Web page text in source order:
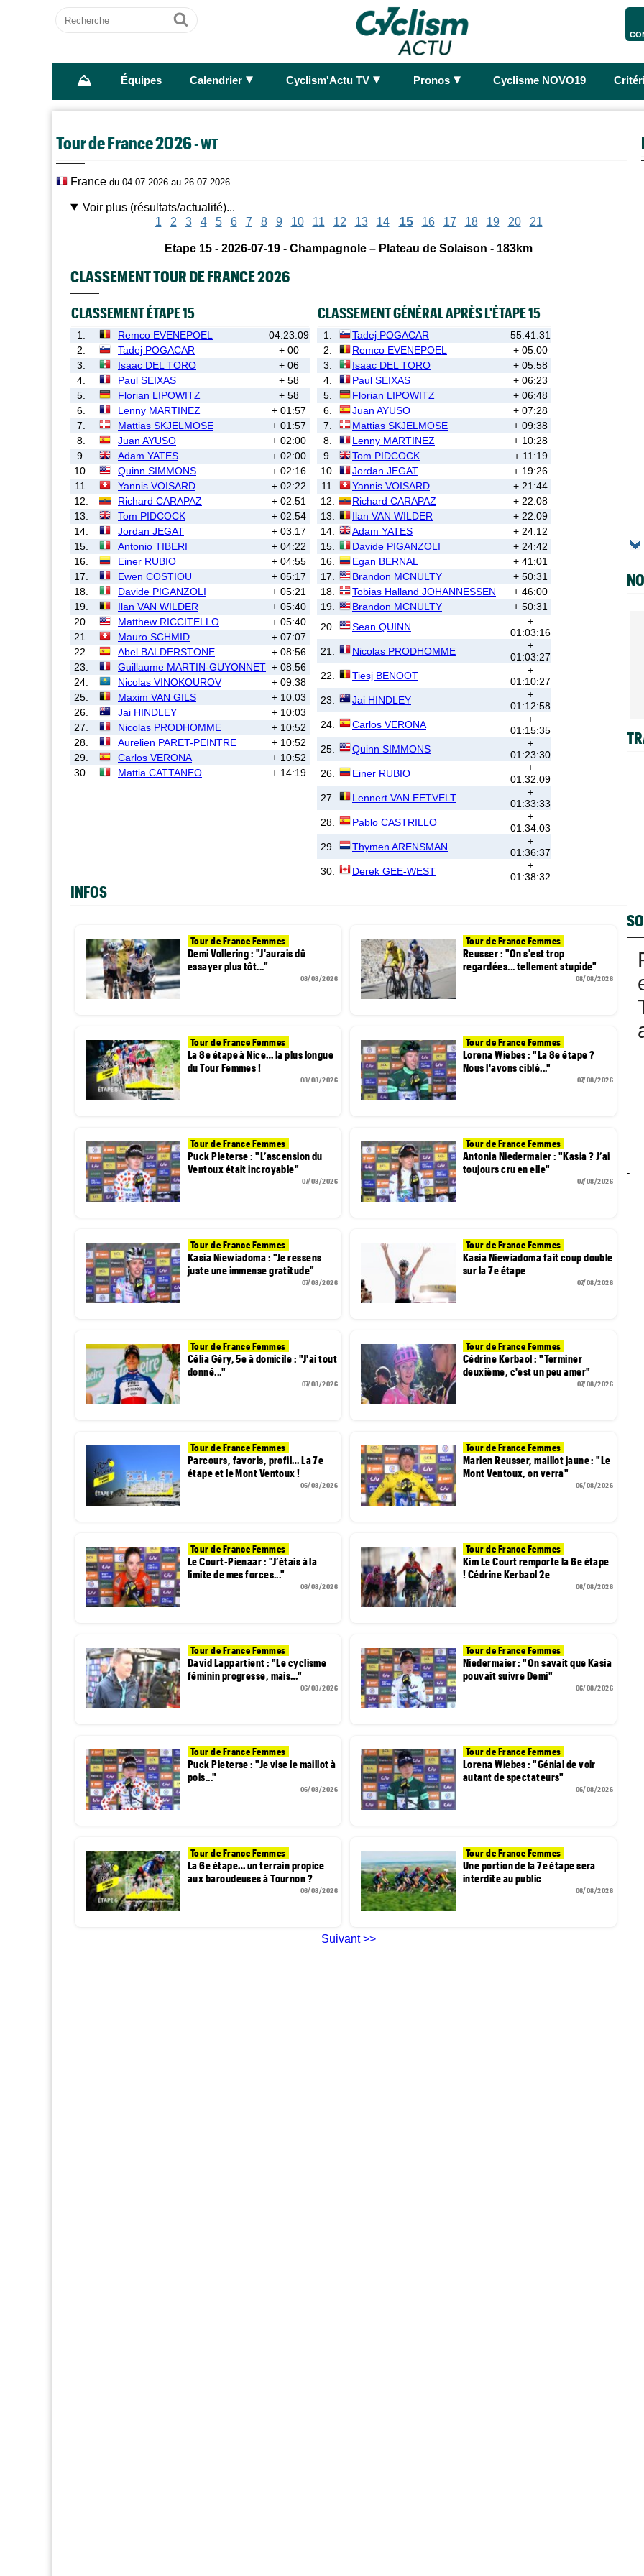
Recherche
Ok
⛰ Équipes Calendrier ► Cyclism'Actu TV ► Pronos ► Cyclisme NOVO19
Tour de France 2026- WT
France du 04.07.2026 au 26.07.2026
Voir plus (résultats/actualité)...
1
2 3 4 5 6 7 8 9 10 11 12 13 14 15 16 17 18 19 20 21
Etape 15 - 2026-07-19 - Champagnole – Plateau de Solaison - 183km
CLASSEMENT TOUR DE FRANCE 2026
CLASSEMENT ÉTAPE 15
1. Remco EVENEPOEL
04:23:09
2.
Tadej POGACAR
+ 00
3.
Isaac DEL TORO
+ 06
4.
Paul SEIXAS
+ 58
5.
Florian LIPOWITZ
+ 58
6.
Lenny MARTINEZ
+ 01:57
7.
Mattias SKJELMOSE
+ 01:57
8.
Juan AYUSO
+ 02:00
9.
Adam YATES
+ 02:00
10.
Quinn SIMMONS
+ 02:16
11.
Yannis VOISARD
+ 02:22
12.
Richard CARAPAZ
+ 02:51
13.
Tom PIDCOCK
+ 02:54
14.
Jordan JEGAT
+ 03:17
15.
Antonio TIBERI
+ 04:22
16.
Einer RUBIO
+ 04:55
17.
Ewen COSTIOU
+ 05:17
18.
Davide PIGANZOLI
+ 05:21
19.
Ilan VAN WILDER
+ 05:40
20.
Matthew RICCITELLO
+ 05:40
21.
Mauro SCHMID
+ 07:07
22.
Abel BALDERSTONE
+ 08:56
23.
Guillaume MARTIN-GUYONNET + 08:56
24.
Nicolas VINOKOUROV
+ 09:38
25.
Maxim VAN GILS
+ 10:03
26.
Jai HINDLEY
+ 10:03
27.
Nicolas PRODHOMME
+ 10:52
28.
Aurelien PARET-PEINTRE
+ 10:52
29.
Carlos VERONA
+ 10:52
30.
Mattia CATTANEO + 14:19
CLASSEMENT GÉNÉRAL APRÈS L'ÉTAPE 15
1. Tadej POGACAR
55:41:31
2.
Remco EVENEPOEL
+ 05:00
3.
Isaac DEL TORO
+ 05:58
4.
Paul SEIXAS
+ 06:23
5.
Florian LIPOWITZ
+ 06:48
6.
Juan AYUSO
+ 07:28
7.
Mattias SKJELMOSE
+ 09:38
8.
Lenny MARTINEZ
+ 10:28
9.
Tom PIDCOCK
+ 11:19
10.
Jordan JEGAT
+ 19:26
11.
Yannis VOISARD
+ 21:44
12.
Richard CARAPAZ
+ 22:08
13.
Ilan VAN WILDER
+ 22:09
14.
Adam YATES
+ 24:12
15.
Davide PIGANZOLI
+ 24:42
16.
Egan BERNAL
+ 41:01
17.
Brandon MCNULTY
+ 50:31
18.
Tobias Halland JOHANNESSEN
+ 46:00
19.
Brandon MCNULTY
+ 50:31
20.
Sean QUINN
+
01:03:16
21.
Nicolas PRODHOMME
+
01:03:27
22.
Tiesj BENOOT
+
01:10:27
23.
Jai HINDLEY
+
01:12:58
24.
Carlos VERONA
+
01:15:35
25.
Quinn SIMMONS
+
01:23:30
26.
Einer RUBIO
+
01:32:09
27.
Lennert VAN EETVELT
+
01:33:33
28.
Pablo CASTRILLO
+
01:34:03
29.
Thymen ARENSMAN
+
01:36:37
30.
Derek GEE-WEST
+
01:38:32
INFOS
Tour de France Femmes
Demi Vollering : "J'aurais dû
essayer plus tôt..."
08/08/2026
Tour de France Femmes
Reusser : "On s'est trop
regardées... tellement stupide"
08/08/2026
Tour de France Femmes
La 8e étape à Nice… la plus longue
du Tour Femmes !
08/08/2026
Tour de France Femmes
Lorena Wiebes : "La 8e étape ?
Nous l'avons ciblé..."
07/08/2026
Tour de France Femmes
Puck Pieterse : "L’ascension du
Ventoux était incroyable"
07/08/2026
Tour de France Femmes
Antonia Niedermaier : "Kasia ? J’ai
toujours cru en elle"
07/08/2026
Tour de France Femmes
Kasia Niewiadoma : "Je ressens
juste une immense gratitude"
07/08/2026
Tour de France Femmes
Kasia Niewiadoma fait coup double
sur la 7e étape
07/08/2026
Tour de France Femmes
Célia Géry, 5e à domicile : "J'ai tout
donné..."
07/08/2026
Tour de France Femmes
Cédrine Kerbaol : "Terminer
deuxième, c'est un peu amer"
07/08/2026
Tour de France Femmes
Parcours, favoris, profil… La 7e
étape et le Mont Ventoux !
06/08/2026
Tour de France Femmes
Marlen Reusser, maillot jaune : "Le
Mont Ventoux, on verra"
06/08/2026
Tour de France Femmes
Le Court-Pienaar : "J’étais à la
limite de mes forces..."
06/08/2026
Tour de France Femmes
Kim Le Court remporte la 6e étape
! Cédrine Kerbaol 2e
06/08/2026
Tour de France Femmes
David Lappartient : "Le cyclisme
féminin progresse, mais…"
06/08/2026
Tour de France Femmes
Niedermaier : "On savait que Kasia
pouvait suivre Demi"
06/08/2026
Tour de France Femmes
Puck Pieterse : "Je vise le maillot à
pois..."
06/08/2026
Tour de France Femmes
Lorena Wiebes : "Génial de voir
autant de spectateurs"
06/08/2026
Tour de France Femmes
La 6e étape… un terrain propice
aux baroudeuses à Tournon ?
06/08/2026
Tour de France Femmes
Une portion de la 7e étape sera
interdite au public
06/08/2026
Suivant >>
-